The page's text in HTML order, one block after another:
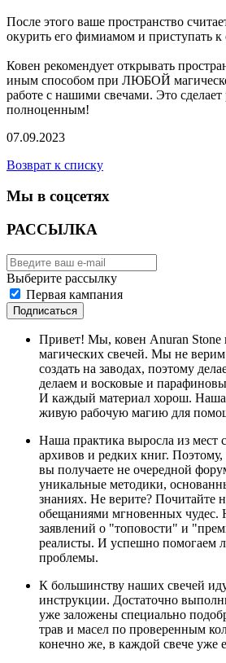
После этого ваше пространство
окурить его фимиамом и приступать к
Ковен рекомендует открывать
иным способом при ЛЮБОЙ
работе с нашими свечами. Это
полноценным!
07.09.2023
Возврат к списку
Мы в соцсетях
РАССЫЛКА
Выберите рассылку
Первая кампания
Подписаться
Привет! Мы, ковен Anuran Stone
магических свечей. Мы не
создать на заводах, поэтому
делаем и восковые и
И каждый материал хорош. Наша
живую рабочую магию для
Наша практика выросла из мест
архивов и редких книг. Поэтому,
вы получаете не очередной
уникальные методики,
знаниях. Не верите?
обещаниями мгновенных чудес.
заявлений о "топовости" и
реалисты. И успешно помогаем
проблемы.
К большинству наших свечей
инструкции. Достаточно
уже заложены специально
трав и масел по проверенным
конечно же, в каждой свече уже